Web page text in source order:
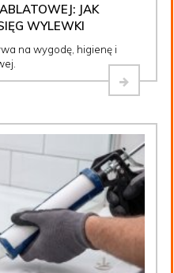
JAK
WYLEWKI
na wygodę, higienę i